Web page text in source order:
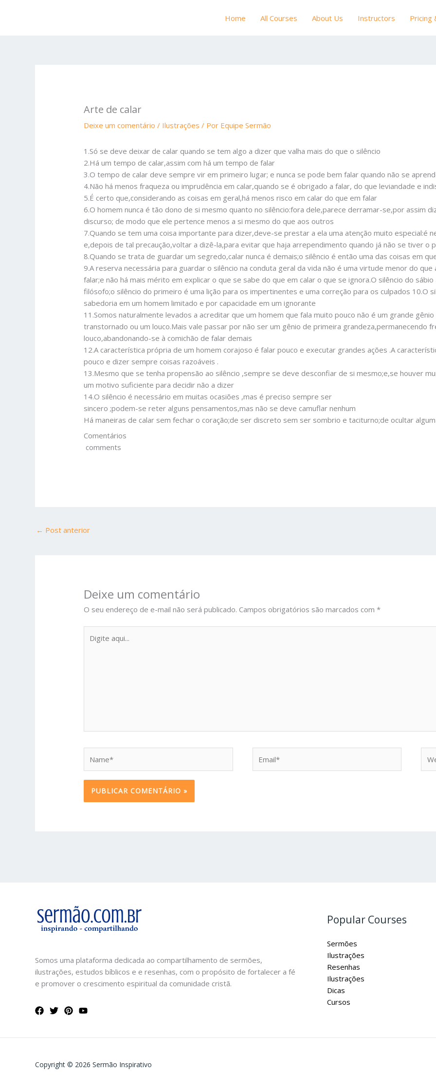
Home All Courses About Us Instructors Pricing
Arte de calar
Deixe um comentário / Ilustrações / Por Equipe Sermão
1.Só se deve deixar de calar quando se tem algo a dizer que valha mais do que o silêncio
2.Há um tempo de calar,assim com há um tempo de falar
3.O tempo de calar deve sempre vir em primeiro lugar; e nunca se pode bem falar quando não se
4.Não há menos fraqueza ou imprudência em calar,quando se é obrigado a falar, do que leviandade e
5.É certo que,considerando as coisas em geral,há menos risco em calar do que em falar
6.O homem nunca é tão dono de si mesmo quanto no silêncio:fora dele,parece derramar-se,por assim
discurso; de modo que ele pertence menos a si mesmo do que aos outros
7.Quando se tem uma coisa importante para dizer,deve-se prestar a ela uma atenção muito especial:é
e,depois de tal precaução,voltar a dizê-la,para evitar que haja arrependimento quando já não se tiver o
8.Quando se trata de guardar um segredo,calar nunca é demais;o silêncio é então uma das coisas em
9.A reserva necessária para guardar o silêncio na conduta geral da vida não é uma virtude menor do que
falar;e não há mais mérito em explicar o que se sabe do que em calar o que se ignora.O silêncio do
filósofo;o silêncio do primeiro é uma lição para os impertinentes e uma correção para os culpados 10.O
sabedoria em um homem limitado e por capacidade em um ignorante
11.Somos naturalmente levados a acreditar que um homem que fala muito pouco não é um grande
transtornado ou um louco.Mais vale passar por não ser um gênio de primeira grandeza,permanecendo
louco,abandonando-se à comichão de falar demais
12.A característica própria de um homem corajoso é falar pouco e executar grandes ações .A
pouco e dizer sempre coisas razoáveis .
13.Mesmo que se tenha propensão ao silêncio ,sempre se deve desconfiar de si mesmo;e,se houver
um motivo suficiente para decidir não a dizer
14.O silêncio é necessário em muitas ocasiões ,mas é preciso sempre ser
sincero ;podem-se reter alguns pensamentos,mas não se deve camuflar nenhum
Há maneiras de calar sem fechar o coração;de ser discreto sem ser sombrio e taciturno;de ocultar
Comentários
comments
← Post anterior
Deixe um comentário
O seu endereço de e-mail não será publicado. Campos obrigatórios são marcados com*
aqui...
Somos uma plataforma dedicada ao compartilhamento de sermões,
ilustrações, estudos bíblicos e e resenhas, com o propósito de fortalecer a fé
e promover o crescimento espiritual da comunidade cristã.
Popular Courses
Sermões
Ilustrações
Resenhas
Ilustrações
Dicas
Cursos
Copyright © 2026 Sermão Inspirativo